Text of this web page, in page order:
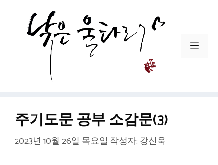
메
주기도문 공부 소감문(3)
2023년 10월 26일 목요일 작성자: 강신욱